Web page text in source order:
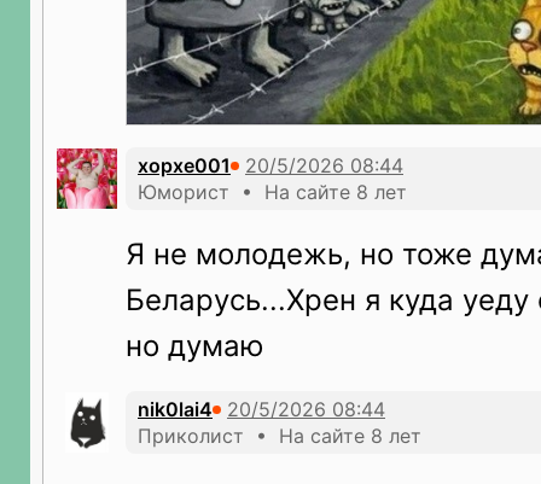
xopxe001
Юморист • На сайте 8 лет
Я не молодежь, но тоже
Беларусь...Хрен я куда
но думаю
nik0lai4
Приколист • На сайте 8 лет